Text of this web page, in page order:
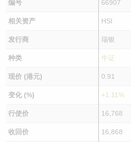
编号 66907
相关资产 HSI
发行商 瑞银
种类 牛证
现价 (港元) 0.91
变化 (%) +1.11%
行使价 16,768
收回价 16,868